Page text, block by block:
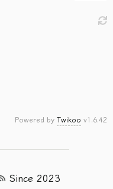
Powered by Twikoo v1.6.42
Since 2023